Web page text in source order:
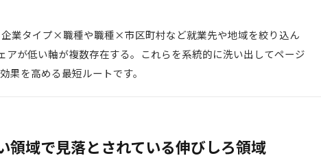
業タイプ×職種や職種×市区町村など就業先や地域を絞り込ん
アが低い軸が複数存在する。これらを系統的に洗い出してページ
果を高める最短ルートです。
領域で見落とされている伸びしろ領域